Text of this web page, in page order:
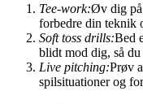
Tee-work:Øv dig på
forbedre din teknik
Soft toss drills:Bed
blidt mod dig, så
Live pitching:Prøv
spilsituationer og